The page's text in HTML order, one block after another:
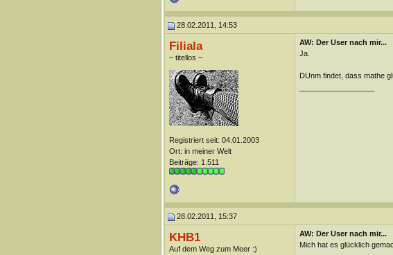
28.02.2011, 14:53
Filiala
~ titellos ~
Registriert seit: 04.01.2003
Ort: in meiner Welt
Beiträge: 1.511
AW: Der User nach mir...
Ja.
DUnm findet, dass mathe
28.02.2011, 15:37
KHB1
Auf dem Weg zum Meer :)
AW: Der User nach mir...
Mich hat es glücklich